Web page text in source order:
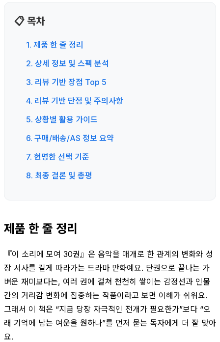
📋 목차
1. 제품 한 줄 정리
2. 상세 정보 및 스펙 분석
3. 리뷰 기반 장점 Top 5
4. 리뷰 기반 단점 및 주의사항
5. 상황별 활용 가이드
6. 구매/배송/AS 정보 요약
7. 현명한 선택 기준
8. 최종 결론 및 총평
제품 한 줄 정리
『이 소리에 모여 30권』은 음악을 매개로 한 관계의 변화와 성
장 서사를 길게 따라가는 드라마 만화예요. 단권으로 끝나는 가
벼운 재미보다는, 여러 권에 걸쳐 천천히 쌓이는 감정선과 인물
간의 거리감 변화에 집중하는 작품이라고 보면 이해가 쉬워요.
그래서 이 책은 “지금 당장 자극적인 전개가 필요한가”보다 “오
래 기억에 남는 여운을 원하나”를 먼저 묻는 독자에게 더 잘 맞아
요.